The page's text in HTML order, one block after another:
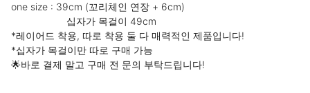
one size : 39cm (꼬리체인 연장 + 6cm)
*레이어드 착용, 따로 착용 둘 다 매력적인 제품입니다!
*십자가 목걸이만 따로 구매 가능
🌟바로 결제 말고 구매 전 문의 부탁드립니다!